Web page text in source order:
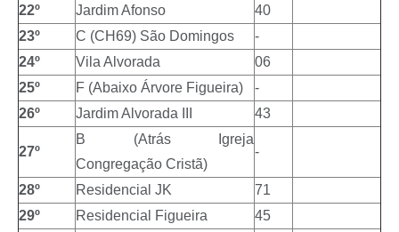
22º
Jardim Afonso
40
23º
C (CH69) São Domingos
-
24º
Vila Alvorada
06
25º
F (Abaixo Árvore Figueira)
-
26º
Jardim Alvorada III 43
27º
B (Atrás Igreja
Congregação Cristã)
-
28º Residencial JK
71
29º
Residencial Figueira
45